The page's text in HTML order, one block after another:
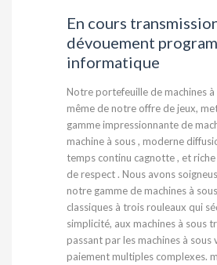
En cours
dévouement
informatique
Notre portefeuille de machines à
même de notre offre de jeux,
gamme impressionnante de
machine à sous , moderne
temps continu cagnotte , et
de respect . Nous avons
notre gamme de machines à
classiques à trois rouleaux qui
simplicité, aux machines à sous
passant par les machines à sous
paiement multiples complexes.